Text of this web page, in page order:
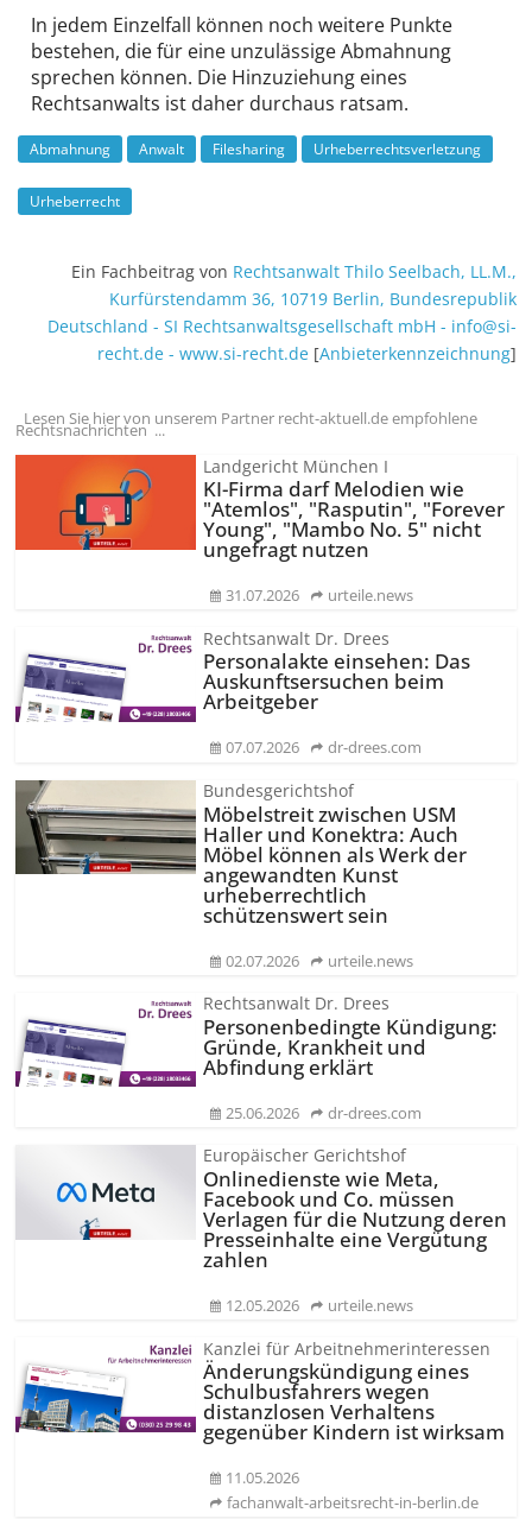
In jedem Einzelfall können noch weitere Punkte
bestehen, die für eine unzulässige Abmahnung
sprechen können. Die Hinzuziehung eines
Rechtsanwalts ist daher durchaus ratsam.
Abmahnung Anwalt Filesharing Urheberrechtsverletzung
Urheberrecht
Ein Fachbeitrag von Rechtsanwalt Thilo Seelbach, LL.M.,
Kurfürstendamm 36, 10719 Berlin, Bundesrepublik
Deutschland - SI Rechtsanwalts­gesellschaft mbH - info@si-
recht.de- www.si-recht.de [Anbieter­kenn­zeichnung]
Lesen Sie hier von unserem Partner recht-aktuell.de empfohlene
Rechtsnachrichten ...
Landgericht München I
KI-Firma darf Melodien wie
"Atemlos", "Rasputin", "Forever
Young", "Mambo No. 5" nicht
ungefragt nutzen
31.07.2026 urteile.news
Rechtsanwalt Dr. Drees
Personalakte einsehen: Das
Auskunftsersuchen beim
Arbeitgeber
07.07.2026 dr-drees.com
Bundesgerichtshof
Möbelstreit zwischen USM
Haller und Konektra: Auch
Möbel können als Werk der
angewandten Kunst
urheberrechtlich
schützenswert sein
02.07.2026 urteile.news
Rechtsanwalt Dr. Drees
Personenbedingte Kündigung:
Gründe, Krankheit und
Abfindung erklärt
25.06.2026 dr-drees.com
Europäischer Gerichtshof
Onlinedienste wie Meta,
Facebook und Co. müssen
Verlagen für die Nutzung deren
Presseinhalte eine Vergütung
zahlen
12.05.2026 urteile.news
Kanzlei für Arbeitnehmerinteressen
Änderungskündigung eines
Schulbusfahrers wegen
distanzlosen Verhaltens
gegenüber Kindern ist wirksam
11.05.2026
fachanwalt-arbeitsrecht-in-berlin.de